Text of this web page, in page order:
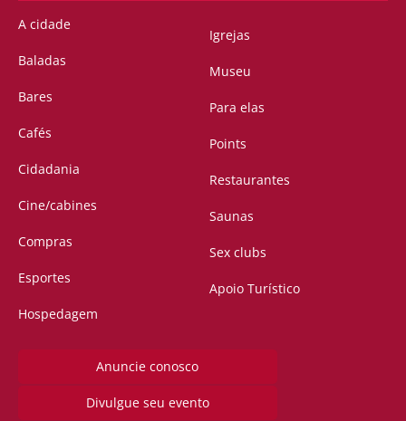
A cidade
Baladas
Bares
Cafés
Cidadania
Cine/cabines
Compras
Esportes
Hospedagem
Igrejas
Museu
Para elas
Points
Restaurantes
Saunas
Sex clubs
Apoio Turístico
Anuncie conosco
Divulgue seu evento